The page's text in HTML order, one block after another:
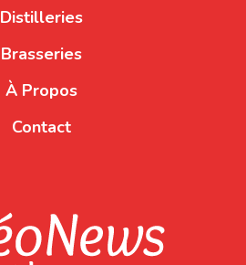
Distilleries
Brasseries
À Propos
Contact